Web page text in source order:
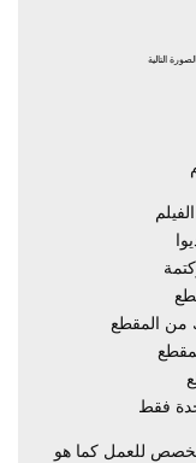
التالية
للعمل كما هو